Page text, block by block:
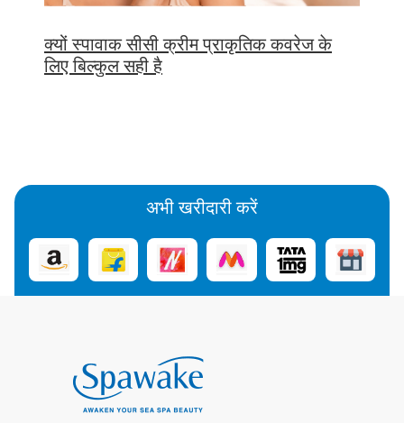
क्यों स्पावाक सीसी क्रीम प्राकृतिक कवरेज के
लिए बिल्कुल सही है
अभी खरीदारी करें